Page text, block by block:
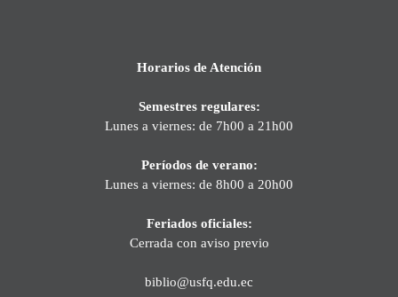
Horarios de Atención
Semestres regulares:
Lunes a viernes: de 7h00 a 21h00
Períodos de verano:
Lunes a viernes: de 8h00 a 20h00
Feriados oficiales:
Cerrada con aviso previo
biblio@usfq.edu.ec